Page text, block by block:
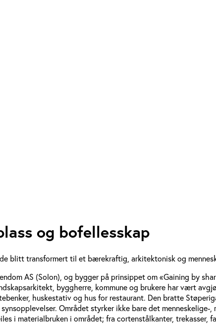
og bofellesskap
blitt transformert til et bærekraftig, arkitektonisk og
AS (Solon), og bygger på prinsippet om «Gaining by
byggherre, kommune og brukere har vært
huskestativ og hus for restaurant. Den bratte
Området styrker ikke bare det
i materialbruken i området; fra cortenstålkanter,